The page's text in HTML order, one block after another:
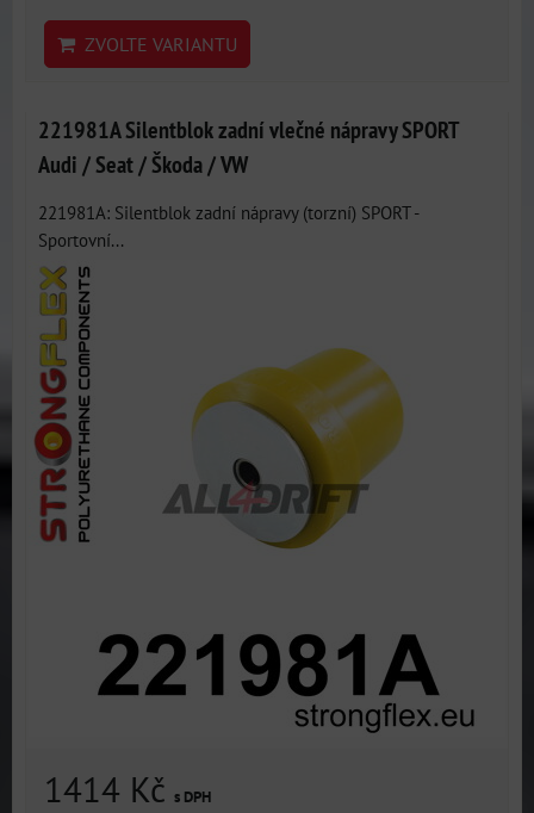
ZVOLTE VARIANTU
221981A Silentblok zadní vlečné nápravy SPORT
Audi / Seat / Škoda / VW
221981A: Silentblok zadní nápravy (torzní) SPORT -
Sportovní...
1414 Kč s DPH